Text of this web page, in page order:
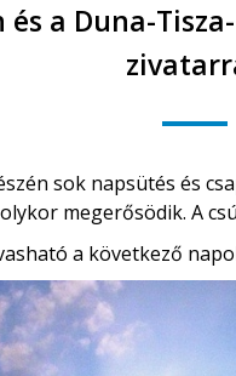
a Duna-
sok napsütés és
megerősödik. A
a következő